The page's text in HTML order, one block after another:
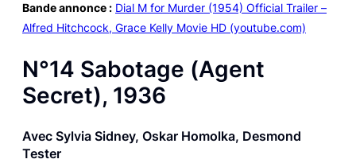
Bande annonce : Dial M for Murder (1954) Official Trailer –
Alfred Hitchcock, Grace Kelly Movie HD (youtube.com)
N°14 Sabotage (Agent
Secret), 1936
Avec Sylvia Sidney, Oskar Homolka, Desmond
Tester